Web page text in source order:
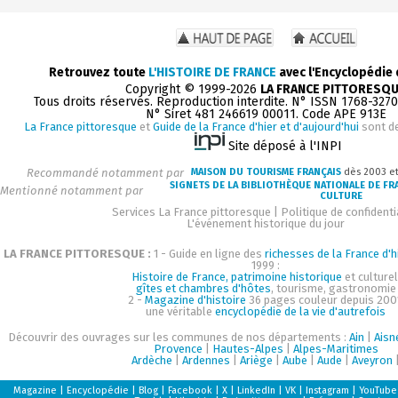
Retrouvez toute L'HISTOIRE DE FRANCE avec
Copyright © 1999-2026 LA FRANCE
Tous droits réservés. Reproduction interdite. N° ISSN 1768-
N° Siret 481 246619 00011. Code APE 913E
La France pittoresque et Guide de la France d'hier et d'aujourd'hui sont
Site déposé à l'INPI
Recommandé notamment par MAISON DU TOURISME FRANÇAIS dès 2003
Mentionné notamment par
SIGNETS DE LA BIBLIOTHÈQUE NATIONALE DE
CULTURE
Services La France pittoresque
Politique de
L'événement historique du jour
LA FRANCE PITTORESQUE : 1 - Guide en ligne des richesses de la France
1999 :
Histoire de France, patrimoine historique et
gîtes et chambres d'hôtes, tourisme, gastronomie
2 - Magazine d'histoire 36 pages couleur depuis
une véritableencyclopédie de la vie d'autrefois
Découvrir des ouvrages sur les communes de nos départements :Ain |
Provence
Hautes-Alpes
Alpes-Maritimes
Ardèche |Ardennes |Ariège |Aube |Aude |Aveyron
Magazine |Encyclopédie |Blog |Facebook |X |LinkedIn |VK |Instagram |YouTube